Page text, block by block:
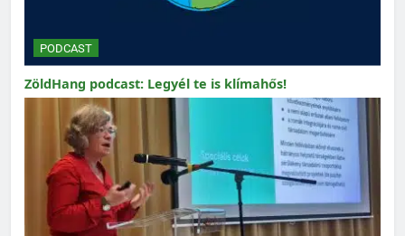
PODCAST
ZöldHang podcast: Legyél te is klímahős!